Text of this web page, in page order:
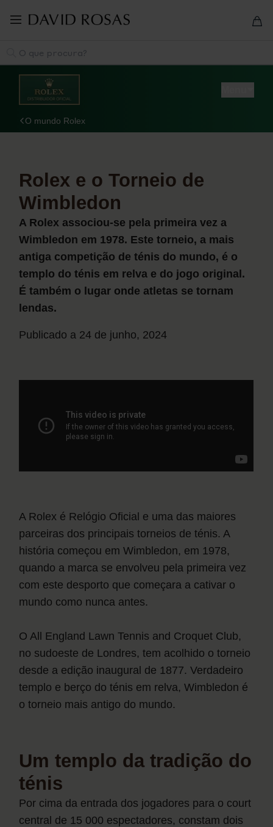
para
Descubra a Rolex
Acessórios Rolex
A arte da relojoaria Rolex
Manutenção
Oyster Story
Rolex na David Rosas
Contacte-nos
O mundo Rolex
Rolex e o Torneio de
Wimbledon
A Rolex associou-se pela primeira vez a
Wimbledon em 1978. Este torneio, a mais
antiga competição de ténis do mundo, é o
templo do ténis em relva e do jogo original.
É também o lugar onde atletas se tornam
lendas.
Publicado a 24 de junho, 2024
A Rolex é Relógio Oficial e uma das maiores
parceiras dos principais torneios de ténis. A
história começou em Wimbledon, em 1978,
quando a marca se envolveu pela primeira vez
com este desporto que começara a cativar o
mundo como nunca antes.
O All England Lawn Tennis and Croquet Club,
no sudoeste de Londres, tem acolhido o torneio
desde a edição inaugural de 1877. Verdadeiro
templo e berço do ténis em relva, Wimbledon é
o torneio mais antigo do mundo.
Um templo da tradição do
ténis
Por cima da entrada dos jogadores para o court
central de 15 000 espectadores, constam dois